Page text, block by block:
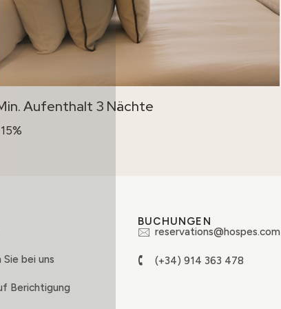
Aufenthalt 3 Nächte
bei uns
Berichtigung
BUCHUNGEN
reservations@hospes.com
(+34) 914 363 478